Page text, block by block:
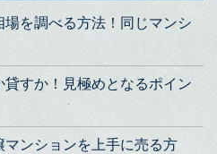
を調べる方法！同じマンシ
すか！見極めとなるポイン
マンションを上手に売る方